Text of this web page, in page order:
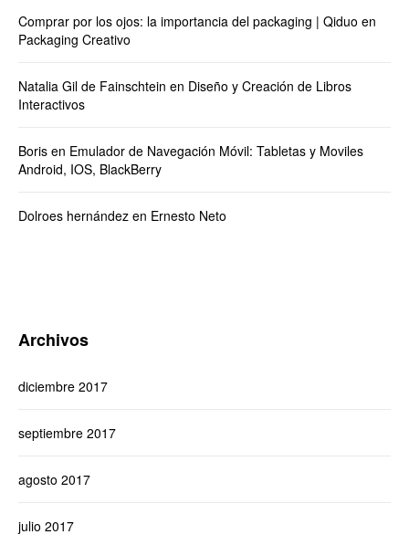
Comprar por los ojos: la importancia del packaging | Qiduo en
Packaging Creativo
Natalia Gil de Fainschtein en Diseño y Creación de Libros
Interactivos
Boris en Emulador de Navegación Móvil: Tabletas y Moviles
Android, IOS, BlackBerry
Dolroes hernández en Ernesto Neto
Archivos
diciembre 2017
septiembre 2017
agosto 2017
julio 2017